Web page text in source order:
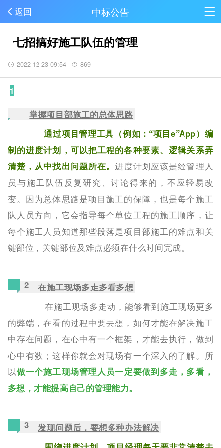
返回 中标公告
七招搞好施工队伍的管理
2022-12-23 09:54 869
1
掌握项目部施工的总体思路
通过项目管理工具（例如：“项目e”App）编
制的进度计划，可以把工程的各种要素、逻辑关系弄
清楚，从中找出问题所在。进度计划应该是经管理人
员与施工队伍反复研究、讨论得来的，不应轻易改
变。因为总体思路是项目施工的保障，也是每个施工
队人员方向，它会指导每个单位工程的施工顺序，让
每个施工人员知道那些段落是项目部施工的难点和关
键部位，关键部位及难点必须在什么时间完成。
2
在施工现场多走多看多想
在施工现场多走动，能够看到施工现场更多
的弊端，在看的过程中要去想，如何才能在解决施工
中存在问题，在心中有一个框架，才能去执行，做到
心中有数；这样你就会对现场有一个深入的了解。所
以做一个施工现场管理人员一定要做到多走，多看，
多想，才能提高自己的管理能力。
3
发现问题后，要想多种办法解决